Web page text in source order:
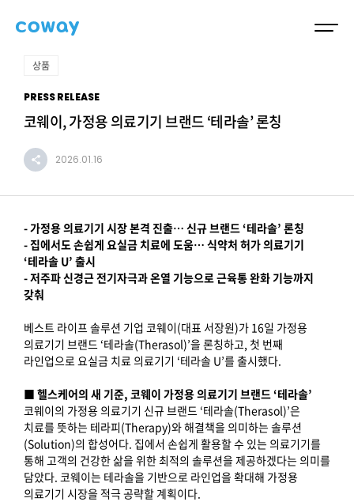
상품
PRESS RELEASE
코웨이, 가정용 의료기기 브랜드 ‘테라솔’ 론칭
2026.01.16
- 가정용 의료기기 시장 본격 진출… 신규 브랜드 ‘테라솔’ 론칭
- 집에서도 손쉽게 요실금 치료에 도움… 식약처 허가 의료기기
‘테라솔 U’ 출시
- 저주파 신경근 전기자극과 온열 기능으로 근육통 완화 기능까지
갖춰
베스트 라이프 솔루션 기업 코웨이(대표 서장원)가 16일 가정용
의료기기 브랜드 ‘테라솔(Therasol)’을 론칭하고, 첫 번째
라인업으로 요실금 치료 의료기기 ‘테라솔 U’를 출시했다.
■ 헬스케어의 새 기준, 코웨이 가정용 의료기기 브랜드 ‘테라솔’
코웨이의 가정용 의료기기 신규 브랜드 ‘테라솔(Therasol)’은
치료를 뜻하는 테라피(Therapy)와 해결책을 의미하는 솔루션
(Solution)의 합성어다. 집에서 손쉽게 활용할 수 있는 의료기기를
통해 고객의 건강한 삶을 위한 최적의 솔루션을 제공하겠다는 의미를
담았다. 코웨이는 테라솔을 기반으로 라인업을 확대해 가정용
의료기기 시장을 적극 공략할 계획이다.